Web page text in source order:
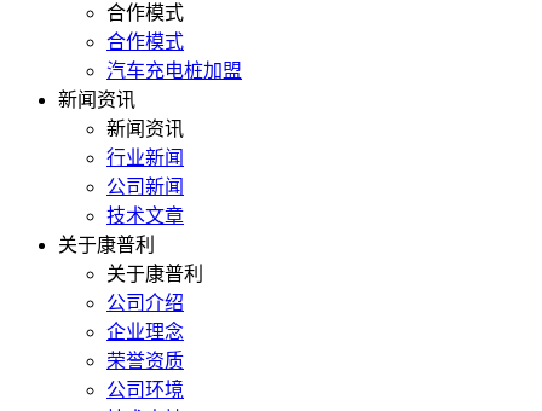
合作模式
合作模式
汽车充电桩加盟
新闻资讯
新闻资讯
行业新闻
公司新闻
技术文章
关于康普利
关于康普利
公司介绍
企业理念
荣誉资质
公司环境